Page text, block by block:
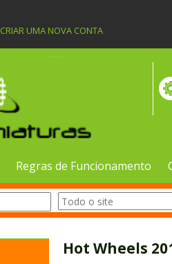
CRIAR UMA NOVA CONTA
Regras de Funcionamento
Hot Wheels